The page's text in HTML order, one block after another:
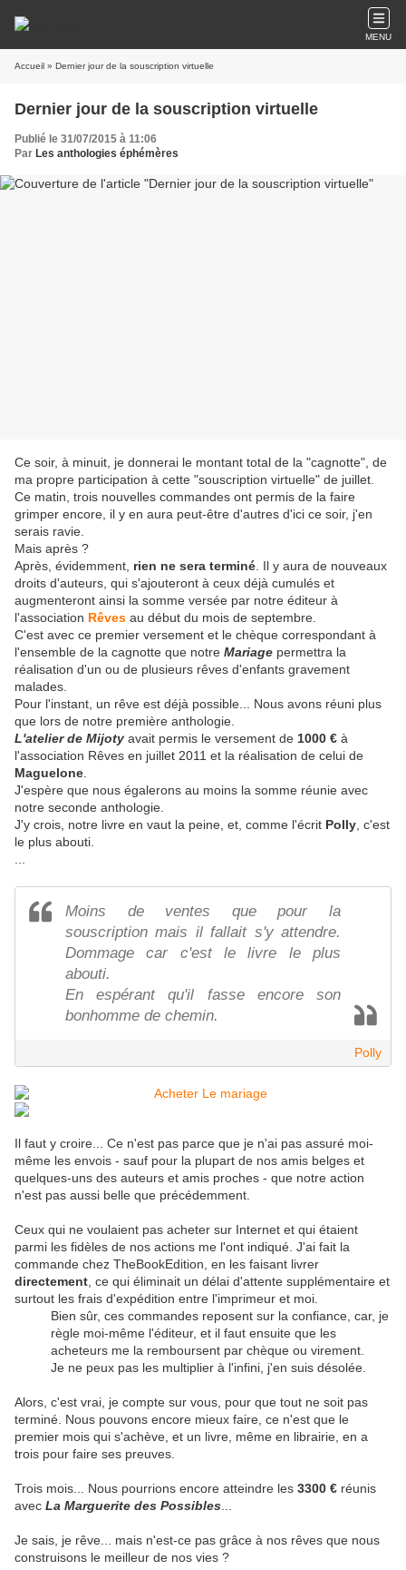
MENU
Accueil » Dernier jour de la souscription virtuelle
Dernier jour de la souscription virtuelle
Publié le 31/07/2015 à 11:06
Par Les anthologies éphémères
Ce soir, à minuit, je donnerai le montant total de la "cagnotte", de
ma propre participation à cette "souscription virtuelle" de juillet.
Ce matin, trois nouvelles commandes ont permis de la faire
grimper encore, il y en aura peut-être d'autres d'ici ce soir, j'en
serais ravie.
Mais après ?
Après, évidemment, rien ne sera terminé . Il y aura de nouveaux
droits d'auteurs, qui s'ajouteront à ceux déjà cumulés et
augmenteront ainsi la somme versée par notre éditeur à
l'association Rêves au début du mois de septembre.
C'est avec ce premier versement et le chèque correspondant à
l'ensemble de la cagnotte que notre Mariage permettra la
réalisation d'un ou de plusieurs rêves d'enfants gravement
malades.
Pour l'instant, un rêve est déjà possible... Nous avons réuni plus
que lors de notre première anthologie.
L'atelier de Mijoty avait permis le versement de 1000 € à
l'association Rêves en juillet 2011 et la réalisation de celui de
Maguelone
J'espère que nous égalerons au moins la somme réunie avec
notre seconde anthologie.
J'y crois, notre livre en vaut la peine, et, comme l'écrit Polly , c'est
le plus abouti.
Moins de ventes que pour la
souscription mais il fallait s'y attendre.
Dommage car c'est le livre le plus
abouti.
En espérant qu'il fasse encore son
bonhomme de chemin.
Polly
Il faut y croire... Ce n'est pas parce que je n'ai pas assuré moi-
même les envois - sauf pour la plupart de nos amis belges et
quelques-uns des auteurs et amis proches - que notre action
n'est pas aussi belle que précédemment.
Ceux qui ne voulaient pas acheter sur Internet et qui étaient
parmi les fidèles de nos actions me l'ont indiqué. J'ai fait la
commande chez TheBookEdition, en les faisant livrer
directement , ce qui éliminait un délai d'attente supplémentaire et
surtout les frais d'expédition entre l'imprimeur et moi.
Bien sûr, ces commandes reposent sur la confiance, car, je
règle moi-même l'éditeur, et il faut ensuite que les
acheteurs me la remboursent par chèque ou virement.
Je ne peux pas les multiplier à l'infini, j'en suis désolée.
Alors, c'est vrai, je compte sur vous, pour que tout ne soit pas
terminé. Nous pouvons encore mieux faire, ce n'est que le
premier mois qui s'achève, et un livre, même en librairie, en a
trois pour faire ses preuves.
Trois mois... Nous pourrions encore atteindre les 3300 € réunis
avec La Marguerite des Possibles
Je sais, je rêve... mais n'est-ce pas grâce à nos rêves que nous
construisons le meilleur de nos vies ?